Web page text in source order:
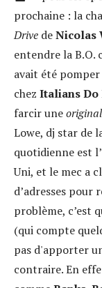
prochaine : la
Drive deNicolas
entendre la B.O.
avait été pomper
chez Italians
farcir une
Lowe, dj star de
quotidienne est
Uni, et le mec a
d’adresses pour
problème, c’est
(qui compte
pas d'apporter
contraire. En